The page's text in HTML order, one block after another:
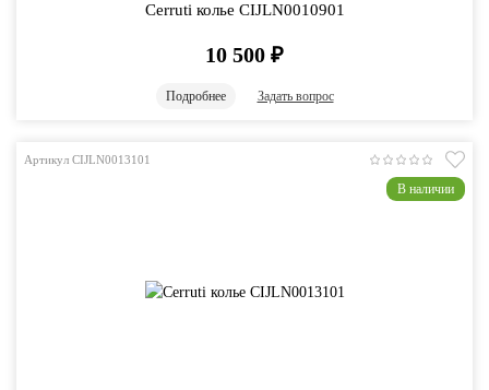
Cerruti колье CIJLN0010901
10 500 ₽
Подробнее Задать вопрос
Артикул CIJLN0013101
В наличии